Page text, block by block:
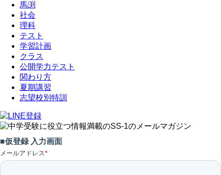
馬渕
社会
理科
テスト
学習計画
クラス
公開学力テスト
関わり方
夏期講習
志望校別特訓